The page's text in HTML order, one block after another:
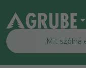
arrow_drop_down